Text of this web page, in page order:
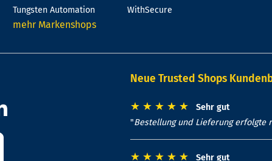
Tungsten Automation
WithSecure
mehr Markenshops
Neue Trusted Shops
★ ★ ★ ★ ★ Sehr gut
"Bestellung und Lieferung erfolgte
★ ★ ★ ★ ★ Sehr gut